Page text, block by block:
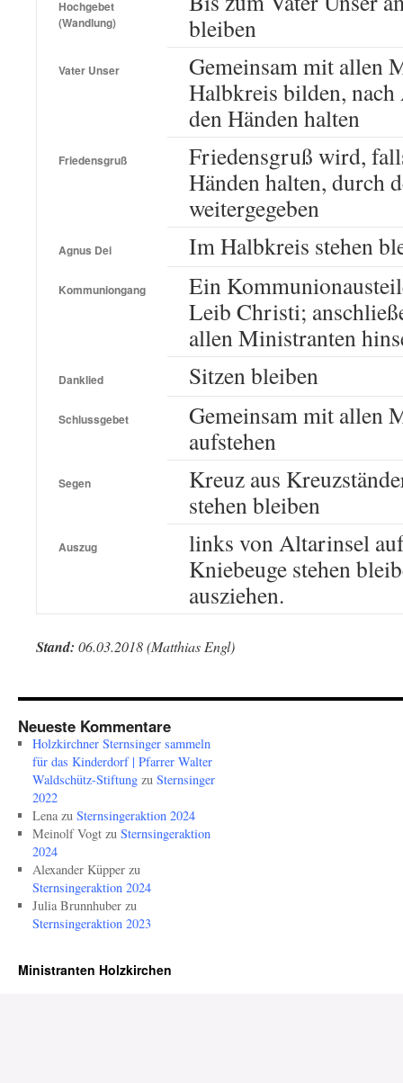
Hochgebet
(Wandlung)
bleiben
Vater Unser
Gemeinsam mit allen
Halbkreis bilden,
den Händen halten
Friedensgruß
Friedensgruß wird,
Händen halten, durch
weitergegeben
Agnus Dei Im Halbkreis stehen
Kommuniongang
Ein
Leib Christi;
allen Ministranten
Danklied Sitzen bleiben
Schlussgebet
Gemeinsam mit allen
aufstehen
Segen
Kreuz aus
stehen bleiben
Auszug
links von Altarinsel
Kniebeuge stehen
ausziehen.
Stand: 06.03.2018 (Matthias Engl)
Neueste Kommentare
Holzkirchner Sternsinger sammeln
für das Kinderdorf | Pfarrer Walter
Waldschütz-Stiftungzu Sternsinger
2022
Lenazu Sternsingeraktion 2024
Meinolf Vogtzu Sternsingeraktion
2024
Alexander Küpperzu
Sternsingeraktion 2024
Julia Brunnhuberzu
Sternsingeraktion 2023
Ministranten Holzkirchen